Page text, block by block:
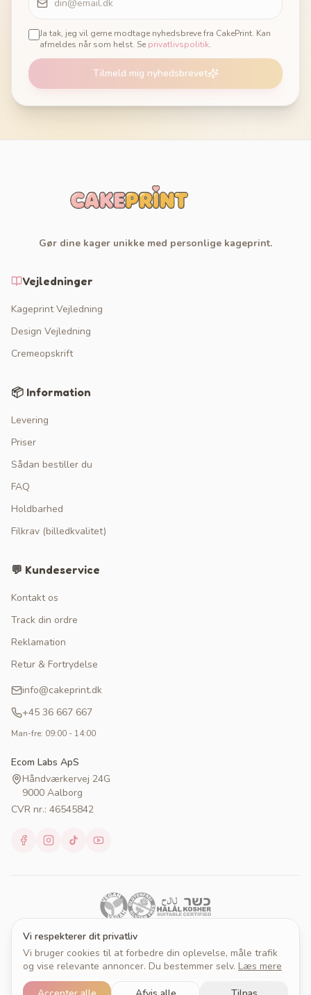
Vi respekterer dit privatliv
Vi bruger cookies til at forbedre din oplevelse, måle trafik
og vise relevante annoncer. Du bestemmer selv. Læs mere
Ja tak, jeg vil gerne modtage nyhedsbreve fra CakePrint. Kan
afmeldes når som helst. Se privatlivspolitik.
Tilmeld mig nyhedsbrevet
Gør dine kager unikke med personlige kageprint.
Vejledninger
Kageprint Vejledning
Design Vejledning
Cremeopskrift
📦 Information
Levering
Priser
Sådan bestiller du
FAQ
Holdbarhed
Filkrav (billedkvalitet)
💬 Kundeservice
Kontakt os
Track din ordre
Reklamation
Retur & Fortrydelse
info@cakeprint.dk
+45 36 667 667
Man-fre: 09:00 - 14:00
Ecom Labs ApS
Håndværkervej 24G
9000 Aalborg
CVR nr.: 46545842
© 2026 Cakeprint. Alle rettigheder forbeholdes.
Om Cakeprint
PersondatapolitikCookies
Cookieindstillinger